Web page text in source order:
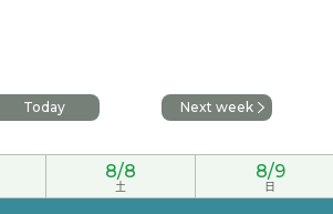
Today Next week
8/8
土
8/9
日